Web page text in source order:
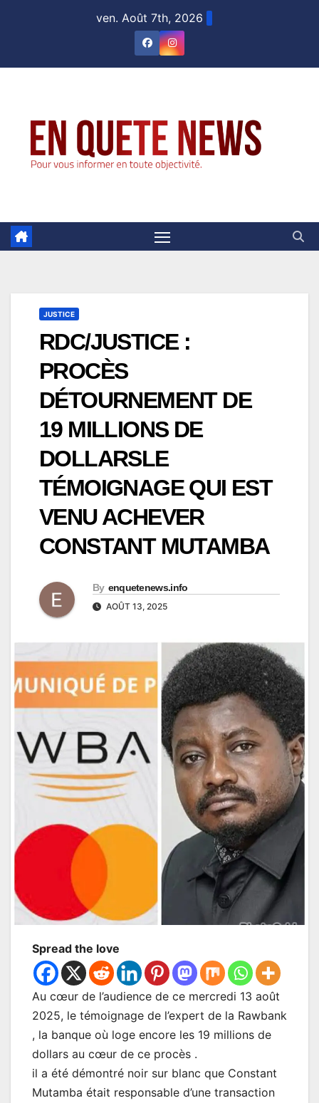
ven. Août 7th, 2026
JUSTICE
RDC/JUSTICE :
PROCÈS
DÉTOURNEMENT DE
19 MILLIONS DE
DOLLARSLE
TÉMOIGNAGE QUI EST
VENU ACHEVER
CONSTANT MUTAMBA
By enquetenews.info
AOÛT 13, 2025
Spread the love
Au cœur de l’audience de ce mercredi 13 août
2025, le témoignage de l’expert de la Rawbank
, la banque où loge encore les 19 millions de
dollars au cœur de ce procès .
il a été démontré noir sur blanc que Constant
Mutamba était responsable d’une transaction